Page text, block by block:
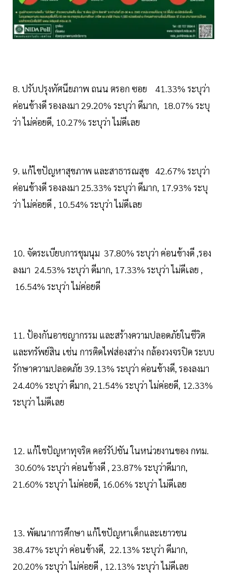
8. ปรับปรุงทัศนียภาพ ถนน ตรอก ซอย 41.33% ระบุว่า
ค่อนข้างดี รองลงมา 29.20% ระบุว่า ดีมาก, 18.07% ระบุ
ว่า ไม่ค่อยดี, 10.27% ระบุว่า ไม่ดีเลย
9. แก้ไขปัญหาสุขภาพ และสาธารณสุข 42.67% ระบุว่า
ค่อนข้างดี รองลงมา 25.33% ระบุว่า ดีมาก, 17.93% ระบุ
ว่า ไม่ค่อยดี , 10.54% ระบุว่า ไม่ดีเลย
10. จัดระเบียบการชุมนุม 37.80% ระบุว่า ค่อนข้างดี ,รอง
ลงมา 24.53% ระบุว่า ดีมาก, 17.33% ระบุว่า ไม่ดีเลย ,
16.54% ระบุว่า ไม่ค่อยดี
11. ป้องกันอาชญากรรม และสร้างความปลอดภัยในชีวิต
และทรัพย์สิน เช่น การติดไฟส่องสว่าง กล้องวงจรปิด ระบบ
รักษาความปลอดภัย 39.13% ระบุว่า ค่อนข้างดี, รองลงมา
24.40% ระบุว่า ดีมาก, 21.54% ระบุว่า ไม่ค่อยดี, 12.33%
ระบุว่า ไม่ดีเลย
12. แก้ไขปัญหาทุจริต คอร์รัปชัน ในหน่วยงานของ กทม.
30.60% ระบุว่า ค่อนข้างดี , 23.87% ระบุว่าดีมาก,
21.60% ระบุว่า ไม่ค่อยดี, 16.06% ระบุว่า ไม่ดีเลย
13. พัฒนาการศึกษา แก้ไขปัญหาเด็กและเยาวชน
38.47% ระบุว่า ค่อนข้างดี, 22.13% ระบุว่า ดีมาก,
20.20% ระบุว่า ไม่ค่อยดี , 12.13% ระบุว่า ไม่ดีเลย